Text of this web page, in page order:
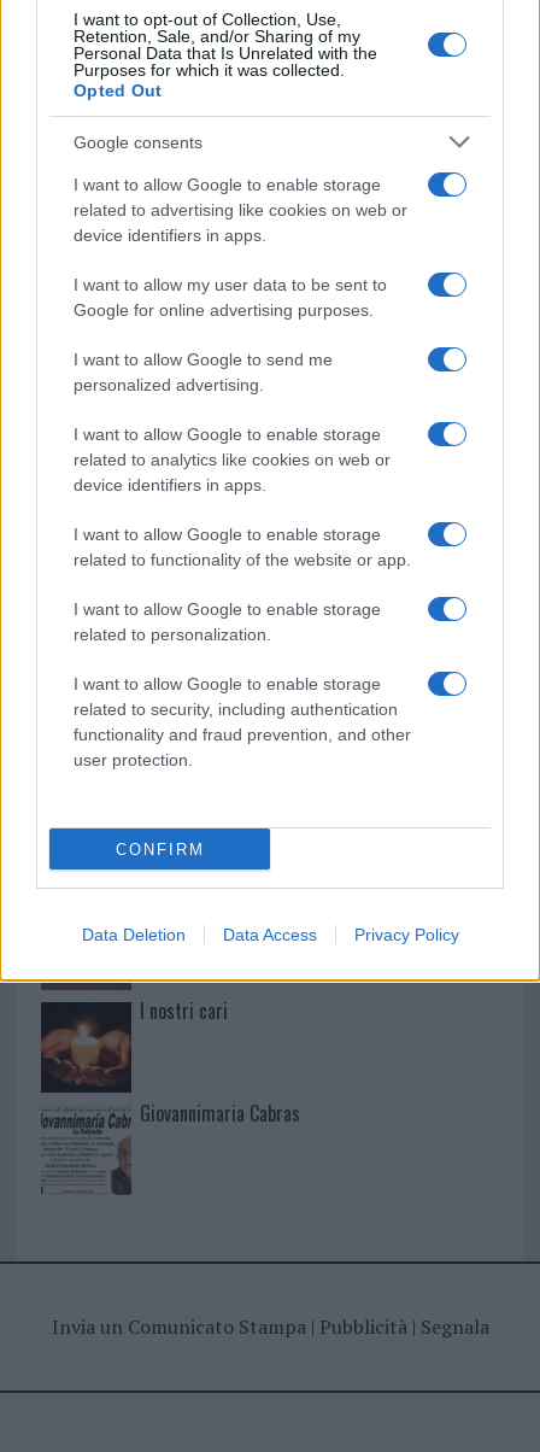
I want to opt-out of Collection, Use,
Retention, Sale, and/or Sharing of my
Personal Data that Is Unrelated with the
Purposes for which it was collected.
Opted Out
Google consents
I want to allow Google to enable storage
related to advertising like cookies on web or
device identifiers in apps.
I want to allow my user data to be sent to
Google for online advertising purposes.
I want to allow Google to send me
personalized advertising.
I want to allow Google to enable storage
related to analytics like cookies on web or
device identifiers in apps.
I want to allow Google to enable storage
related to functionality of the website or app.
I want to allow Google to enable storage
related to personalization.
I want to allow Google to enable storage
related to security, including authentication
functionality and fraud prevention, and other
user protection.
CONFIRM
Data Deletion Data Access Privacy Policy
50mila nel resort
Meteo Olbia 7 agosto, sole e caldo tornano
protagonisti
NECROLOGIE
Mario Malu
Paolo Pinna
Martina Agostina Diturco
I nostri cari
Giovannimaria Cabras
Invia un Comunicato Stampa| Pubblicità| Segnala